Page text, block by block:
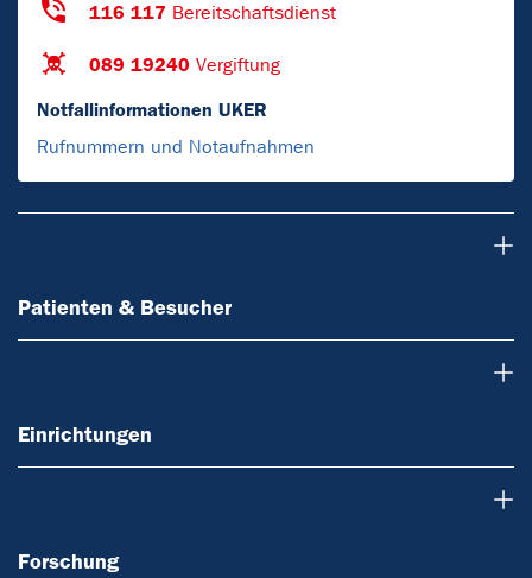
116 117 Bereitschaftsdienst
089 19240 Vergiftung
Notfallinformationen UKER
Rufnummern und Notaufnahmen
Patienten & Besucher
Einrichtungen
Forschung